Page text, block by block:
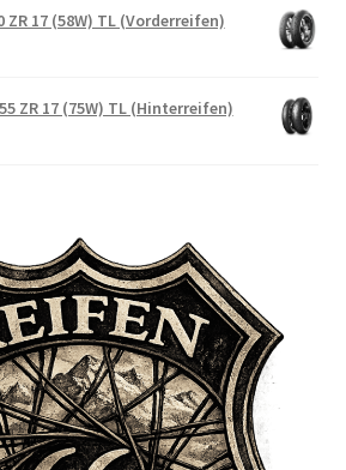
ZR 17 (58W) TL (Vorderreifen)
ZR 17 (75W) TL (Hinterreifen)